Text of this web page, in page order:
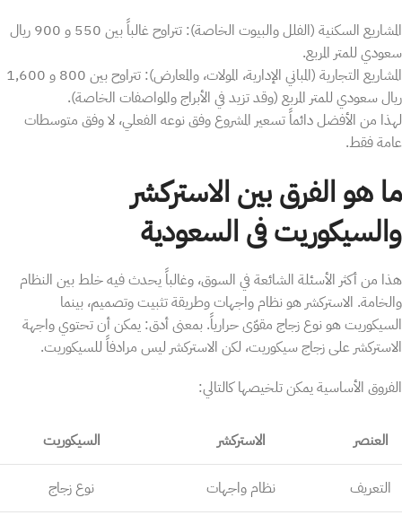
​المشاريع السكنية (الفلل والبيوت الخاصة): تتراوح غالباً بين 550 و 900 ريال
سعودي للمتر المربع.
​المشاريع التجارية (المباني الإدارية، المولات، والمعارض): تتراوح بين 800 و 1,600
ريال سعودي للمتر المربع (وقد تزيد في الأبراج والمواصفات الخاصة).
لهذا من الأفضل دائماً تسعير المشروع وفق نوعه الفعلي، لا وفق متوسطات
عامة فقط.
ما هو الفرق بين الاستركشر
والسيكوريت فى السعودية
هذا من أكثر الأسئلة الشائعة في السوق، وغالباً يحدث فيه خلط بين النظام
والخامة. الاستركشر هو نظام واجهات وطريقة تثبيت وتصميم، بينما
السيكوريت هو نوع زجاج مقوّى حرارياً. بمعنى أدق: يمكن أن تحتوي واجهة
الاستركشر على زجاج سيكوريت، لكن الاستركشر ليس مرادفاً للسيكوريت.
الفروق الأساسية يمكن تلخيصها كالتالي:
العنصر الاستركشر السيكوريت
التعريف نظام واجهات نوع زجاج